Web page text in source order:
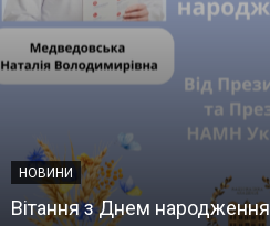
НОВИНИ
Вітання з Днем народження